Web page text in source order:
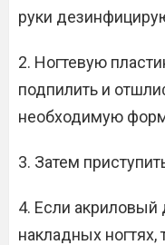
руки
2. Ногтевую
подпилить и
необходимую
3. Затем
4. Если акриловый
накладных ногтях,